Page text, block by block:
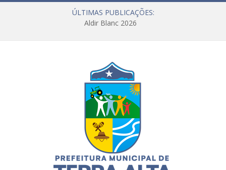
ÚLTIMAS PUBLICAÇÕES:
Aldir Blanc 2026